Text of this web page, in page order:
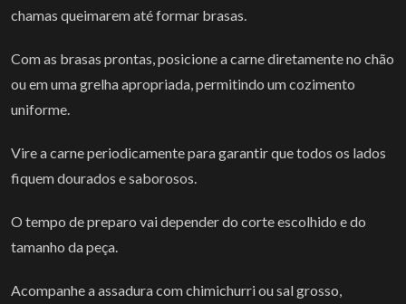
chamas queimarem até formar brasas.
Com as brasas prontas, posicione a carne diretamente no chão
ou em uma grelha apropriada, permitindo um cozimento
uniforme.
Vire a carne periodicamente para garantir que todos os lados
fiquem dourados e saborosos.
O tempo de preparo vai depender do corte escolhido e do
tamanho da peça.
Acompanhe a assadura com chimichurri ou sal grosso,